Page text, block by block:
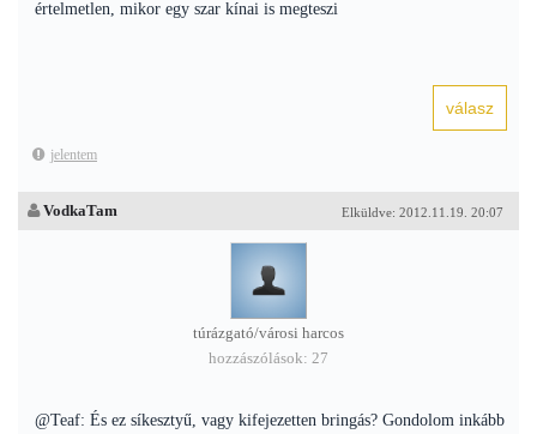
értelmetlen, mikor egy szar kínai is megteszi
jelentem
Elküldve: 2012.11.19. 20:07
VodkaTam
túrázgató/városi harcos
hozzászólások: 27
@Teaf: És ez síkesztyű, vagy kifejezetten bringás? Gondolom inkább